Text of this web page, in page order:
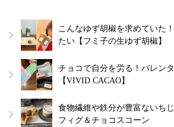
こんなゆず胡椒を求めていた
たい【フミ子の生ゆず胡椒】
チョコで自分を労る！バレン
【VIVID CACAO】
食物繊維や鉄分が豊富ないち
フィグ＆チョコスコーン